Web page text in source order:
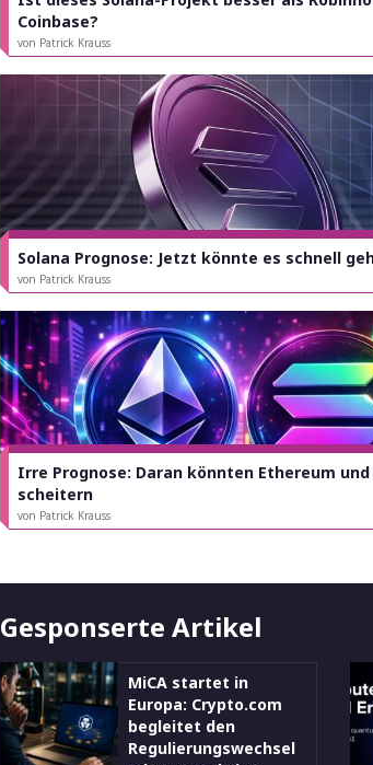
Coinbase?
von Patrick Krauss
Solana Prognose: Jetzt könnte es schnell
von Patrick Krauss
Irre Prognose: Daran könnten Ethereum und
scheitern
von Patrick Krauss
Gesponserte Artikel
MiCA startet in
Europa: Crypto.com
begleitet den
Regulierungswechsel